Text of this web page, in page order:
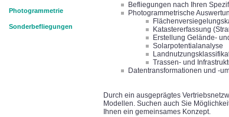
Photogrammetrie
Sonderbefliegungen
Befliegungen nach Ihren
Photogrammetrische
Katastererfassung
Erstellung Gelände-
Solarpotentialanalyse
Trassen- und
Datentransformationen und -
Durch ein ausgeprägtes
Modellen. Suchen auch Sie
Ihnen ein gemeinsames Konzept.